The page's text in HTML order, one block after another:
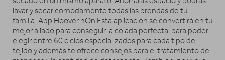
lavar y secar cómodamente todas las prendas de tu
familia. App Hoover hOn Esta aplicación se convertirá en tu
mejor aliado para conseguir la colada perfecta, para poder
elegir entre 60 ciclos especializados para cada tipo de
tejido y además te ofrece consejos para el tratamiento de